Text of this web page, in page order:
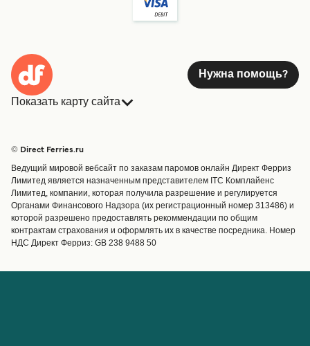
Нужна помощь?
Показать карту сайта
Страны
Обслуживание клиентов
Операторы
Маршруты и порты
Special Offers
Предлагает
Паромные билеты
Грузоперевозки
© Direct Ferries.ru
Ведущий мировой вебсайт по заказам паромов онлайн Директ Ферриз
Лимитед является назначенным представителем ITC Комплайенс
Лимитед, компании, которая получила разрешение и регулируется
Органами Финансового Надзора (их регистрационный номер 313486) и
которой разрешено предоставлять рекоммендации по общим
контрактам страхования и оформлять их в качестве посредника. Номер
НДС Директ Ферриз: GB 238 9488 50